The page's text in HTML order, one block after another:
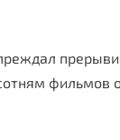
фильмов